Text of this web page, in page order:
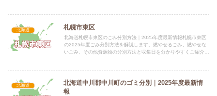
北海道 札幌市東区
北海道札幌市東区のごみ分別方法｜2025年度最新情報札幌市東区
の2025年度ごみ分別方法を解説します。燃やせるごみ、燃やせな
いごみ、その他資源物の分別方法と収集日を分かりやすくご紹介し
北海道
北海道中川郡中川町のゴミ分別｜2025年度最新情
報